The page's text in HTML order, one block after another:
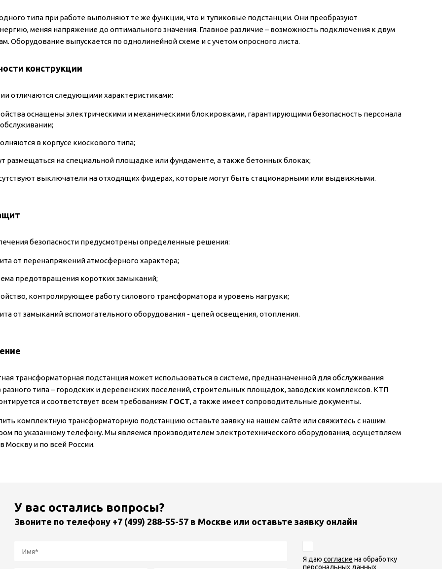
типа при работе выполняют те же функции, что и тупиковые подстанции. Они преобразуют
меняя напряжение до оптимального значения. Главное различие – возможность подключения к двум
Оборудование выпускается по однолинейной схеме и с учетом опросного листа.
конструкции
отличаются следующими характеристиками:
оснащены электрическими и механическими блокировками, гарантирующими безопасность персонала
в корпусе киоскового типа;
размещаться на специальной площадке или фундаменте, а также бетонных блоках;
выключатели на отходящих фидерах, которые могут быть стационарными или выдвижными.
безопасности предусмотрены определенные решения:
от перенапряжений атмосферного характера;
предотвращения коротких замыканий;
контролирующее работу силового трансформатора и уровень нагрузки;
от замыканий вспомогательного оборудования - цепей освещения, отопления.
трансформаторная подстанция может использоваться в системе, предназначенной для обслуживания
типа – городских и деревенских поселений, строительных площадок, заводских комплексов. КТП
и соответствует всем требованиям ГОСТ, а также имеет сопроводительные документы.
комплектную трансформаторную подстанцию оставьте заявку на нашем сайте или свяжитесь с нашим
по указанному телефону. Мы являемся производителем электротехнического оборудования, осущетвляем
Москву и по всей России.
У вас остались вопросы?
Звоните по телефону +7 (499) 288-55-57 в Москве или оставьте заявку онлайн
Я даю согласие на обработку
персональных данных